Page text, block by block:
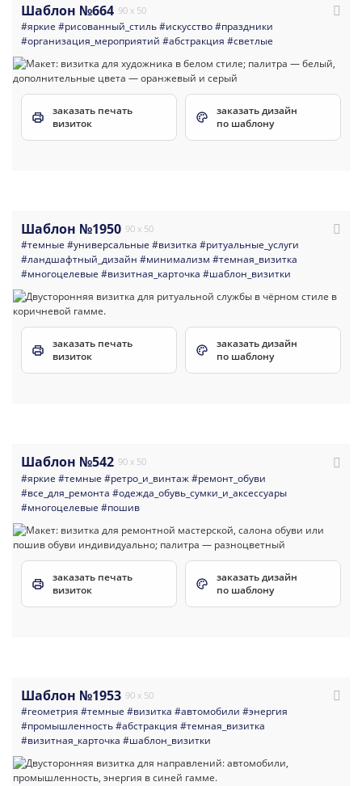
Шаблон №664 90 x 50
#яркие #рисованный_стиль#искусство#праздники
#организация_мероприятий #абстракция #светлые
заказать печать
визиток
заказать дизайн
по шаблону
Шаблон №1950 90 x 50
#темные #универсальные #визитка #ритуальные_услуги
#ландшафтный_дизайн #минимализм #темная_визитка
#многоцелевые #визитная_карточка #шаблон_визитки
заказать печать
визиток
заказать дизайн
по шаблону
Шаблон №542 90 x 50
#яркие #темные #ретро_и_винтаж#ремонт_обуви
#все_для_ремонта #одежда_обувь_сумки_и_аксессуары
#многоцелевые #пошив
заказать печать
визиток
заказать дизайн
по шаблону
Шаблон №1953 90 x 50
#геометрия #темные #визитка #автомобили #энергия
#промышленность#абстракция #темная_визитка
#визитная_карточка #шаблон_визитки